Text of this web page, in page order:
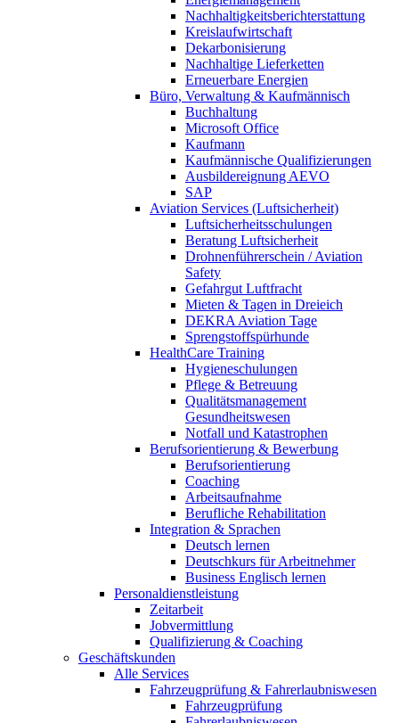
Nachhaltigkeitsberichterstattung
Kreislaufwirtschaft
Dekarbonisierung
Nachhaltige Lieferketten
Erneuerbare Energien
Büro, Verwaltung & Kaufmännisch
Buchhaltung
Microsoft Office
Kaufmann
Kaufmännische Qualifizierungen
Ausbildereignung AEVO
SAP
Aviation Services (Luftsicherheit)
Luftsicherheitsschulungen
Beratung Luftsicherheit
Drohnenführerschein / Aviation
Safety
Gefahrgut Luftfracht
Mieten & Tagen in Dreieich
DEKRA Aviation Tage
Sprengstoffspürhunde
HealthCare Training
Hygieneschulungen
Pflege & Betreuung
Qualitätsmanagement
Gesundheitswesen
Notfall und Katastrophen
Berufsorientierung & Bewerbung
Berufsorientierung
Coaching
Arbeitsaufnahme
Berufliche Rehabilitation
Integration & Sprachen
Deutsch lernen
Deutschkurs für Arbeitnehmer
Business Englisch lernen
Personaldienstleistung
Zeitarbeit
Jobvermittlung
Qualifizierung & Coaching
Geschäftskunden
Alle Services
Fahrzeugprüfung & Fahrerlaubniswesen
Fahrzeugprüfung